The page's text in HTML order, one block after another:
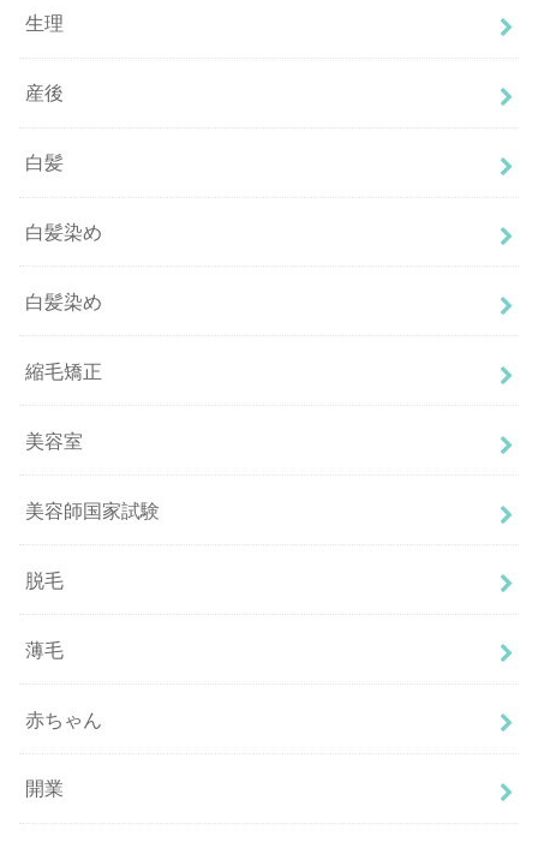
生理
産後
白髪
白髪染め
白髪染め
縮毛矯正
美容室
美容師国家試験
脱毛
薄毛
赤ちゃん
開業